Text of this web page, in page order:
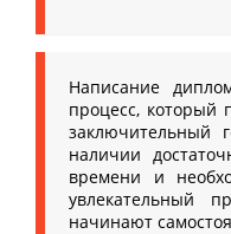
Написание
процесс, который
заключительный
наличии
времени и
увлекательный
начинают